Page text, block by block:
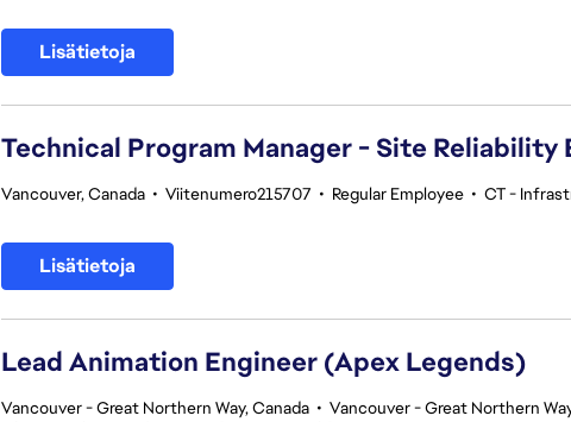
Lisätietoja
Technical Program Manager - Site Reliability
Vancouver, Canada • Viitenumero215707 • Regular Employee • CT -
Lisätietoja
Lead Animation Engineer (Apex Legends)
Vancouver - Great Northern Way, Canada • Vancouver - Great Northern